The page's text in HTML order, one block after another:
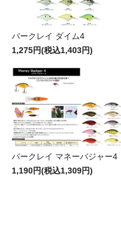
バークレイ ダイム4
1,275円(税込1,403円)
バークレイ マネーバジャー4
1,190円(税込1,309円)